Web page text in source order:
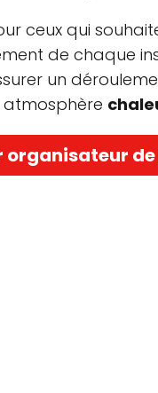
ceux qui
de chaque
un
de